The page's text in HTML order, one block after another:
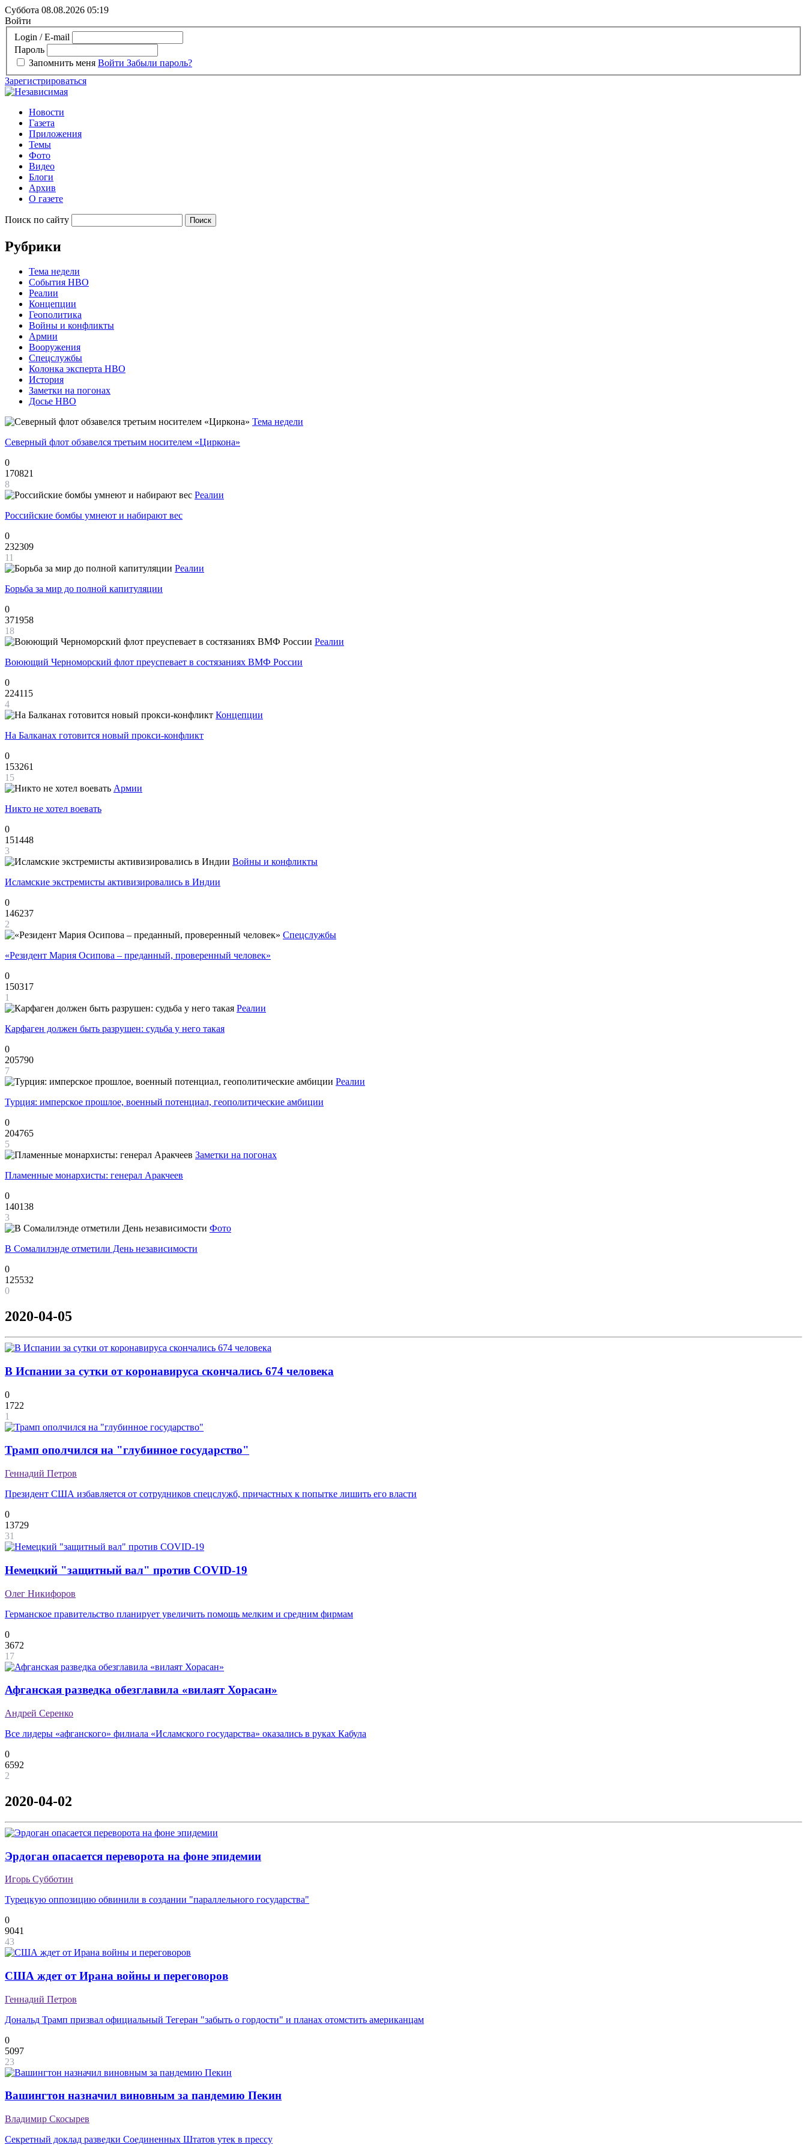
Суббота 08.08.2026 05:19
Войти
Login / E-mail
Пароль
Запомнить меня Войти Забыли пароль?
Зарегистрироваться
Новости
Газета
Приложения
Темы
Фото
Видео
Блоги
Архив
О газете
Поиск по сайту
Рубрики
Тема недели
События НВО
Реалии
Концепции
Геополитика
Войны и конфликты
Армии
Вооружения
Спецслужбы
Колонка эксперта НВО
История
Заметки на погонах
Досье НВО
Тема недели
Северный флот обзавелся третьим носителем «Циркона»
0
170821
8
Реалии
Российские бомбы умнеют и набирают вес
0
232309
11
Реалии
Борьба за мир до полной капитуляции
0
371958
18
Реалии
Воюющий Черноморский флот преуспевает в состязаниях ВМФ России
0
224115
4
Концепции
На Балканах готовится новый прокси-конфликт
0
153261
15
Армии
Никто не хотел воевать
0
151448
3
Войны и конфликты
Исламские экстремисты активизировались в Индии
0
146237
2
Спецслужбы
«Резидент Мария Осипова – преданный, проверенный человек»
0
150317
1
Реалии
Карфаген должен быть разрушен: судьба у него такая
0
205790
7
Реалии
Турция: имперское прошлое, военный потенциал, геополитические амбиции
0
204765
5
Заметки на погонах
Пламенные монархисты: генерал Аракчеев
0
140138
3
Фото
В Сомалилэнде отметили День независимости
0
125532
0
2020-04-05
В Испании за сутки от коронавируса скончались 674 человека
0
1722
1
Трамп ополчился на "глубинное государство"
Геннадий Петров
Президент США избавляется от сотрудников спецслужб, причастных к попытке лишить его власти
0
13729
31
Немецкий "защитный вал" против COVID-19
Олег Никифоров
Германское правительство планирует увеличить помощь мелким и средним фирмам
0
3672
17
Афганская разведка обезглавила «вилаят Хорасан»
Андрей Серенко
Все лидеры «афганского» филиала «Исламского государства» оказались в руках Кабула
0
6592
2
2020-04-02
Эрдоган опасается переворота на фоне эпидемии
Игорь Субботин
Турецкую оппозицию обвинили в создании "параллельного государства"
0
9041
43
США ждет от Ирана войны и переговоров
Геннадий Петров
Дональд Трамп призвал официальный Тегеран "забыть о гордости" и планах отомстить американцам
0
5097
23
Вашингтон назначил виновным за пандемию Пекин
Владимир Скосырев
Секретный доклад разведки Соединенных Штатов утек в прессу